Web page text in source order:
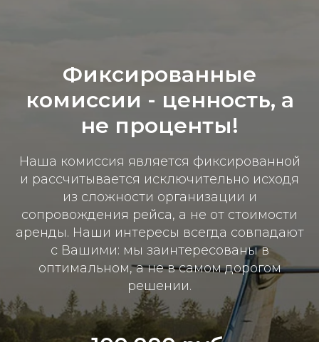
Фиксированные
комиссии - ценность, а
не проценты!
Наша комиссия является фиксированной
и рассчитывается исключительно исходя
из сложности организации и
сопровождения рейса, а не от стоимости
аренды. Наши интересы всегда совпадают
с Вашими: мы заинтересованы в
оптимальном, а не в самом дорогом
решении.